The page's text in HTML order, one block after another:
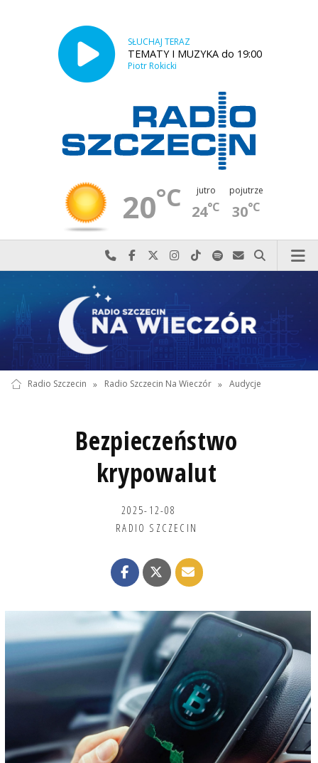
SŁUCHAJ TERAZ
TEMATY I MUZYKA do 19:00
Piotr Rokicki
20°C jutro
24°C
pojutrze
30°C
Najlepiej po prostu do nas zadzwoń
Odwiedź nas na Facebook-u
Odwiedź nas na X
Odwiedź nas na Instagram-ie
Odwiedź nas na TikTok-u
Szukaj nas na Spotify
Wyślij do nas
Szukaj
Radio Szczecin » Radio Szczecin Na Wieczór » Audycje
Bezpieczeństwo
krypowalut
2025-12-08
RADIO SZCZECIN